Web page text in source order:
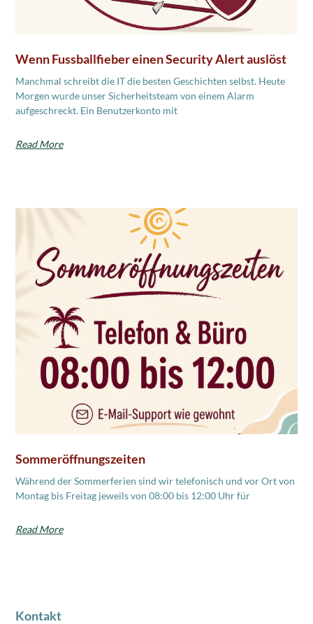
Wenn Fussballfieber einen Security Alert auslöst
Manchmal schreibt die IT die besten Geschichten selbst. Heute
Morgen wurde unser Sicherheitsteam von einem Alarm
aufgeschreckt. Ein Benutzerkonto mit
Read More
Sommeröffnungszeiten
Während der Sommerferien sind wir telefonisch und vor Ort von
Montag bis Freitag jeweils von 08:00 bis 12:00 Uhr für
Read More
Kontakt